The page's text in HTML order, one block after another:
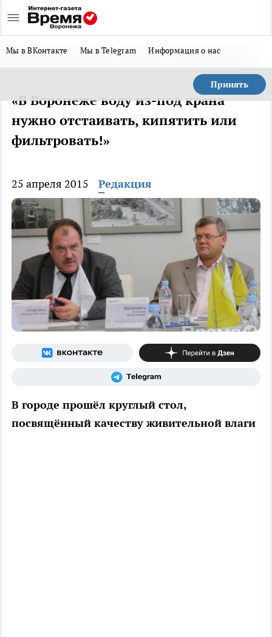
Мы в ВКонтакте Мы в Telegram Информация о нас
Принять
«В Воронеже воду из-под крана
нужно отстаивать, кипятить или
фильтровать!»
25 апреля 2015 Редакция
В городе прошёл круглый стол,
посвящённый качеству живительной влаги